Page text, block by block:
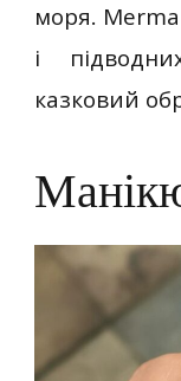
моря.
і
казковий